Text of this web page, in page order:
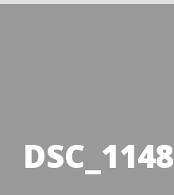
DSC_1148